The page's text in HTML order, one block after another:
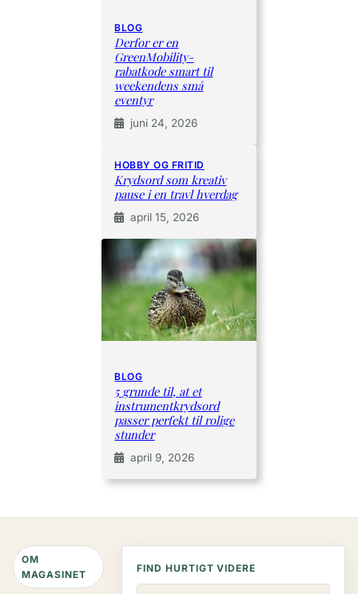
BLOG
Derfor er en
GreenMobility-
rabatkode smart til
weekendens små
eventyr
juni 24, 2026
HOBBY OG FRITID
Krydsord som kreativ
pause i en travl hverdag
april 15, 2026
BLOG
5 grunde til, at et
instrumentkrydsord
passer perfekt til rolige
stunder
april 9, 2026
OM
MAGASINET
FIND HURTIGT VIDERE